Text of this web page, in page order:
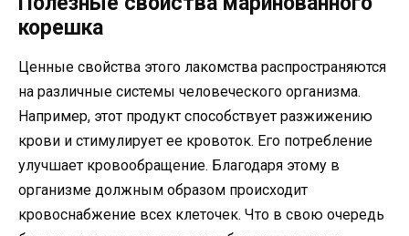
корешка
Ценные свойства этого лакомства распространяются
на различные системы человеческого организма.
Например, этот продукт способствует разжижению
крови и стимулирует ее кровоток. Его потребление
улучшает кровообращение. Благодаря этому в
организме должным образом происходит
кровоснабжение всех клеточек. Что в свою очередь